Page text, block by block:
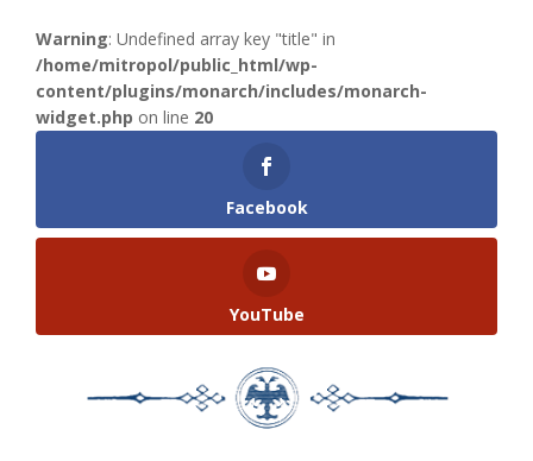
Warning: Undefined array key "title" in
/home/mitropol/public_html/wp-
content/plugins/monarch/includes/monarch-
widget.php on line 20
Facebook
YouTube